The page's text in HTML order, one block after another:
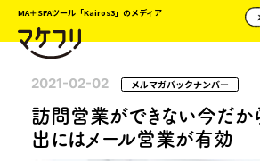
MA＋SFAツール「Kairos3」のメディア
2021-02-02 メルマガバックナンバー
訪問営業ができない今だか
出にはメール営業が有効